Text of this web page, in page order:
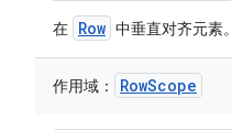
在 Row 中垂直对齐元素。
作用域： RowScope